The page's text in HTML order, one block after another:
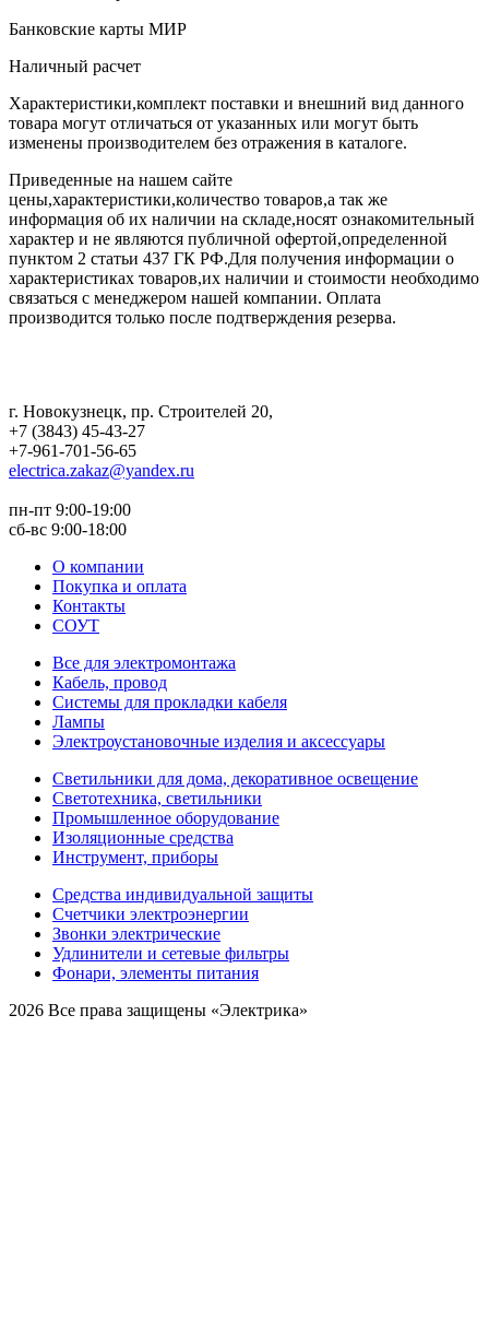
Банковские карты МИР
Наличный расчет
Характеристики,комплект поставки и внешний вид данного
товара могут отличаться от указанных или могут быть
изменены производителем без отражения в каталоге.
Приведенные на нашем сайте
цены,характеристики,количество товаров,а так же
информация об их наличии на складе,носят ознакомительный
характер и не являются публичной офертой,определенной
пунктом 2 статьи 437 ГК РФ.Для получения информации о
характеристиках товаров,их наличии и стоимости необходимо
связаться с менеджером нашей компании. Оплата
производится только после подтверждения резерва.
г. Новокузнецк, пр. Строителей 20,
+7 (3843) 45-43-27
+7-961-701-56-65
electrica.zakaz@yandex.ru
пн-пт 9:00-19:00
сб-вс 9:00-18:00
О компании
Покупка и оплата
Контакты
СОУТ
Все для электромонтажа
Кабель, провод
Системы для прокладки кабеля
Лампы
Электроустановочные изделия и аксессуары
Светильники для дома, декоративное освещение
Светотехника, светильники
Промышленное оборудование
Изоляционные средства
Инструмент, приборы
Средства индивидуальной защиты
Счетчики электроэнергии
Звонки электрические
Удлинители и сетевые фильтры
Фонари, элементы питания
2026 Все права защищены «Электрика»